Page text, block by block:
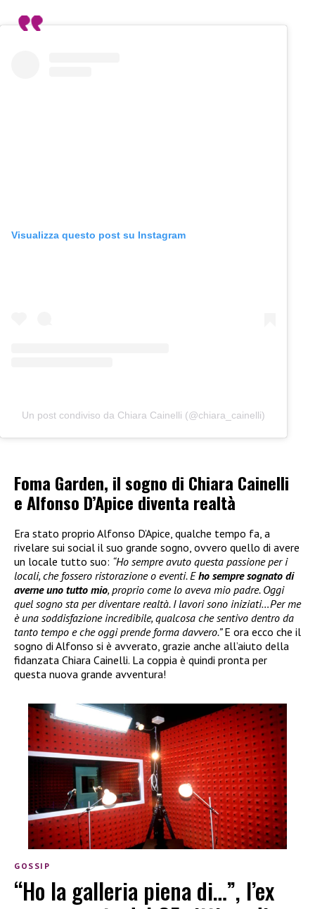
Visualizza questo post su Instagram
Un post condiviso da Chiara Cainelli (@chiara_cainelli)
Foma Garden, il sogno di Chiara Cainelli
e Alfonso D’Apice diventa realtà
Era stato proprio Alfonso D’Apice, qualche tempo fa, a
rivelare sui social il suo grande sogno, ovvero quello di avere
un locale tutto suo: “Ho sempre avuto questa passione per i
locali, che fossero ristorazione o eventi. Eho sempre sognato di
averne uno tutto mio, proprio come lo aveva mio padre. Oggi
quel sogno sta per diventare realtà. I lavori sono iniziati…Per me
è una soddisfazione incredibile, qualcosa che sentivo dentro da
tanto tempo e che oggi prende forma davvero.”E ora ecco che il
sogno di Alfonso si è avverato, grazie anche all’aiuto della
fidanzata Chiara Cainelli. La coppia è quindi pronta per
questa nuova grande avventura!
GOSSIP
“Ho la galleria piena di…”, l’ex